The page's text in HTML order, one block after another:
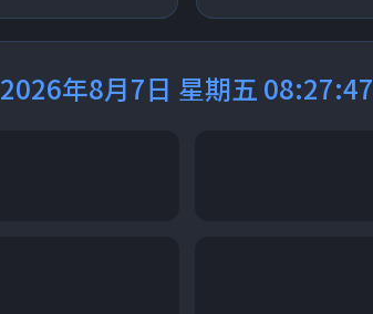
2026年8月7日 星期五 08:27:47